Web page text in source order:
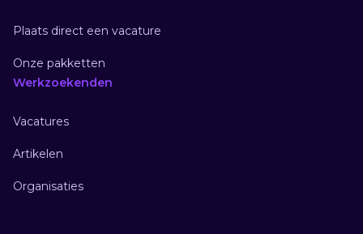
Plaats direct een vacature
Onze pakketten
Werkzoekenden
Vacatures
Artikelen
Organisaties